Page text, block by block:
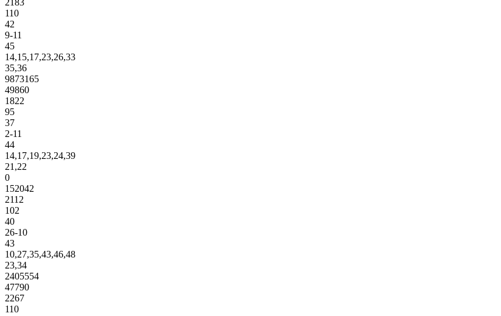
110
42
9-11
45
14,15,17,23,26,33
35,36
9873165
49860
1822
95
37
2-11
44
14,17,19,23,24,39
21,22
0
152042
2112
102
40
26-10
43
10,27,35,43,46,48
23,34
2405554
47790
2267
110